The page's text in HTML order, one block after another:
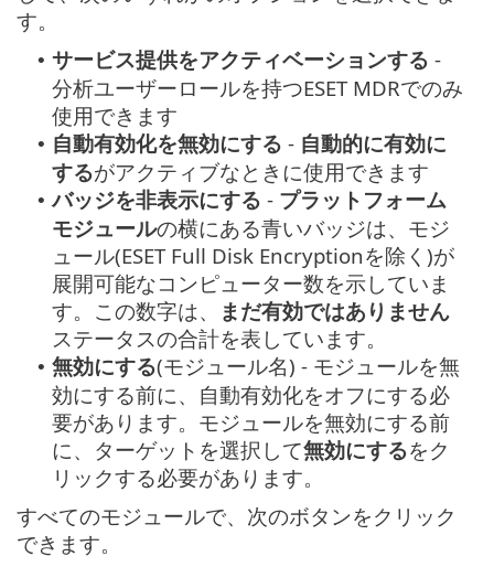
す。
• サービス提供をアクティベーションする -
分析ユーザーロールを持つESET MDRでのみ
使用できます
• 自動有効化を無効にする - 自動的に有効に
するがアクティブなときに使用できます
• バッジを非表示にする - プラットフォーム
モジュールの横にある青いバッジは、モジ
ュール(ESET Full Disk Encryptionを除く)が
展開可能なコンピューター数を示していま
す。この数字は、
まだ有効ではありません
ステータスの合計を表しています。
• 無効にする(モジュール名) - モジュールを無
効にする前に、自動有効化をオフにする必
要があります。モジュールを無効にする前
に、ターゲットを選択して無効にするをク
リックする必要があります。
すべてのモジュールで、次のボタンをクリック
できます。